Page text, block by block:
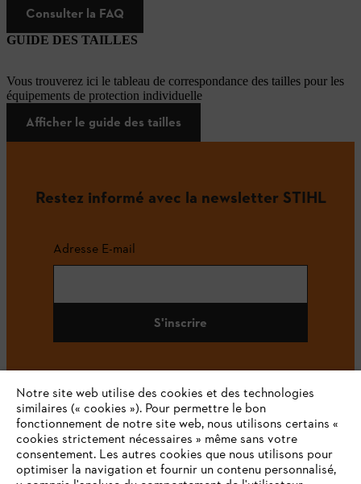
Consulter la FAQ
GUIDE DES TAILLES
Vous trouverez ici le tableau de correspondance des tailles pour les
équipements de protection individuelle
Afficher le guide des tailles
Restez informé avec la newsletter STIHL
Adresse E-mail
S'inscrire
#STIHL
Notre site web utilise des cookies et des technologies
similaires (« cookies »). Pour permettre le bon
fonctionnement de notre site web, nous utilisons certains «
cookies strictement nécessaires » même sans votre
consentement. Les autres cookies que nous utilisons pour
optimiser la navigation et fournir un contenu personnalisé,